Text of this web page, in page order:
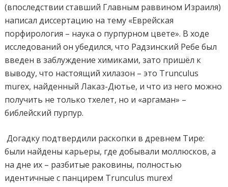
(впоследствии ставший Главным раввином Израиля)
написал диссертацию на тему «Еврейская
порфирология – наука о пурпурном цвете». В ходе
исследований он убедился, что Радзинский Ребе был
введен в заблуждение химиками, зато пришёл к
выводу, что настоящий хилазон – это Trunculus
murex, найденный Лаказ-Дютье, и что из него можно
получить не только тхелет, но и «аргаман» –
библейский пурпур.
Догадку подтвердили раскопки в древнем Тире:
были найдены карьеры, где добывали моллюсков, а
на дне их – разбитые раковины, полностью
идентичные с панцирем Trunculus murex!